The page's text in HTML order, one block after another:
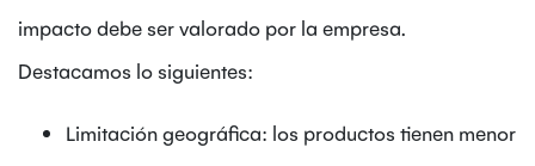
impacto debe ser valorado por la empresa.
Destacamos lo siguientes:
Limitación geográfica: los productos tienen menor